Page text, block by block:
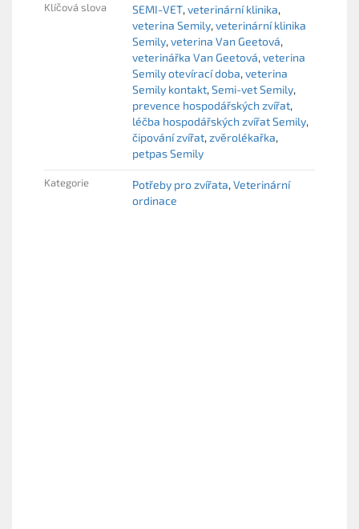
Klíčová slova SEMI-VET veterinární klinika
veterina Semily veterinární klinika
Semily veterina Van Geetová
veterinářka Van Geetová veterina
Semily otevírací doba veterina
Semily kontakt Semi-vet Semily
prevence hospodářských zvířat
léčba hospodářských zvířat Semily
čipování zvířat zvěrolékařka
petpas Semily
Kategorie Potřeby pro zvířata Veterinární
ordinace